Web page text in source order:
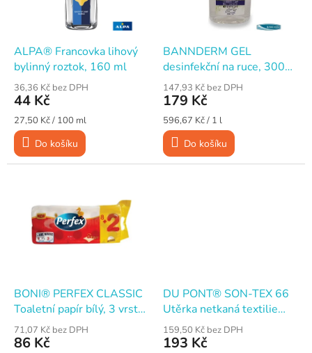
dALPA® Francovka lihový
bylinný roztok, 160 ml
36,36 Kč bez DPH
44 Kč
Měrná
cena:
27,50 Kč / 100 ml
Do košíku
BANNDERM GEL
desinfekční na ruce, 300
ml
147,93 Kč bez DPH
179 Kč
Měrná
cena:
596,67 Kč / 1 l
Do košíku
BONI® PERFEX CLASSIC
Toaletní papír bílý, 3 vrstvy
/ 120 útržků / 12 m, 10
rolí
71,07 Kč bez DPH
86 Kč
DU PONT® SON-TEX 66
Utěrka netkaná textilie
PES/celulóza, 50 útržků 27
x 31 cm / 15,5 m, bílá
159,50 Kč bez DPH
193 Kč